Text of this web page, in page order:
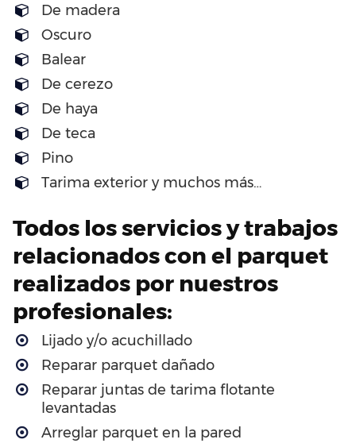
De madera
Oscuro
Balear
De cerezo
De haya
De teca
Pino
Tarima exterior y muchos más…
Todos los servicios y trabajos
relacionados con el parquet
realizados por nuestros
profesionales:
Lijado y/o acuchillado
Reparar parquet dañado
Reparar juntas de tarima flotante
levantadas
Arreglar parquet en la pared